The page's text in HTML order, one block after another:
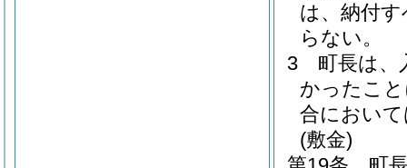
は、納付
らない。
3
町長は、
かったこ
合におい
(敷金)